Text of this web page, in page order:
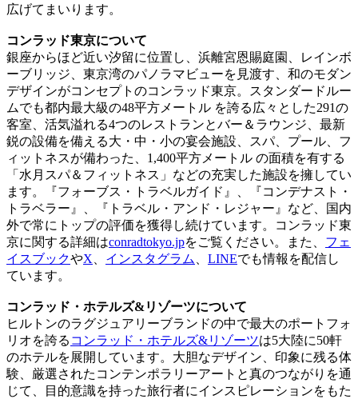
広げてまいります。
コンラッド東京について
銀座からほど近い汐留に位置し、浜離宮恩賜庭園、レインボ
ーブリッジ、東京湾のパノラマビューを見渡す、和のモダン
デザインがコンセプトのコンラッド東京。スタンダードルー
ムでも都内最大級の48平方メートル を誇る広々とした291の
客室、活気溢れる4つのレストランとバー＆ラウンジ、最新
鋭の設備を備える大・中・小の宴会施設、スパ、プール、フ
ィットネスが備わった、1,400平方メートル の面積を有する
「水月スパ＆フィットネス」などの充実した施設を擁してい
ます。『フォーブス・トラベルガイド』、『コンデナスト・
トラベラー』、『トラベル・アンド・レジャー』など、国内
外で常にトップの評価を獲得し続けています。コンラッド東
京に関する詳細はconradtokyo.jpをご覧ください。また、 フェ
イスブックやX インスタグラム LINEでも情報を配信し
ています。
コンラッド・ホテルズ&リゾーツについて
ヒルトンのラグジュアリーブランドの中で最大のポートフォ
リオを誇る コンラッド・ホテルズ&リゾーツは5大陸に50軒
のホテルを展開しています。大胆なデザイン、印象に残る体
験、厳選されたコンテンポラリーアートと真のつながりを通
じて、目的意識を持った旅行者にインスピレーションをもた